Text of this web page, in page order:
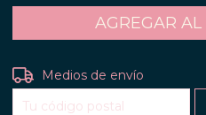
Entregas para el CP:
Medios de envío